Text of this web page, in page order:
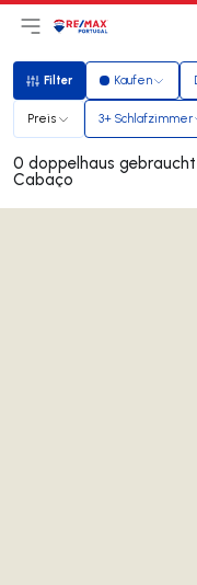
Hauptmenü öffnen
LogoZur Startseite
Filter
Filter Kaufen
Preis 3+ Schlafzimmer
0 doppelhaus gebraucht
Cabaço